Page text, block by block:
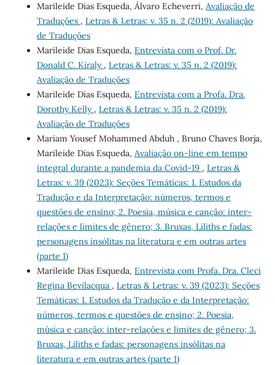
Marileide Dias Esqueda, Álvaro Echeverri, Avaliação de
Traduções , Letras & Letras: v. 35 n. 2 (2019): Avaliação
de Traduções
Marileide Dias Esqueda, Entrevista com o Prof. Dr.
Donald C. Kiraly , Letras & Letras: v. 35 n. 2 (2019):
Avaliação de Traduções
Marileide Dias Esqueda, Entrevista com a Profa. Dra.
Dorothy Kelly , Letras & Letras: v. 35 n. 2 (2019):
Avaliação de Traduções
Mariam Yousef Mohammed Abduh , Bruno Chaves Borja,
Marileide Dias Esqueda, Avaliação on-line em tempo
integral durante a pandemia da Covid-19 , Letras &
Letras: v. 39 (2023): Seções Temáticas: 1. Estudos da
Tradução e da Interpretação: números, termos e
questões de ensino; 2. Poesia, música e canção: inter-
relações e limites de gênero; 3. Bruxas, Liliths e fadas:
personagens insólitas na literatura e em outras artes
(parte 1)
Marileide Dias Esqueda, Entrevista com Profa. Dra. Cleci
Regina Bevilacqua , Letras & Letras: v. 39 (2023): Seções
Temáticas: 1. Estudos da Tradução e da Interpretação:
números, termos e questões de ensino; 2. Poesia,
música e canção: inter-relações e limites de gênero; 3.
Bruxas, Liliths e fadas: personagens insólitas na
literatura e em outras artes (parte 1)